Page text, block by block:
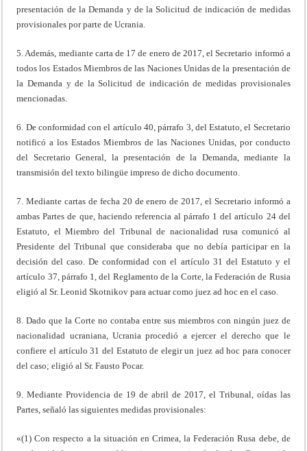
presentación de la Demanda y de la Solicitud de indicación de medidas
provisionales por parte de Ucrania.
5. Además, mediante carta de 17 de enero de 2017, el Secretario informó a
todos los Estados Miembros de las Naciones Unidas de la presentación de
la Demanda y de la Solicitud de indicación de medidas provisionales
mencionadas.
6. De conformidad con el artículo 40, párrafo 3, del Estatuto, el Secretario
notificó a los Estados Miembros de las Naciones Unidas, por conducto
del Secretario General, la presentación de la Demanda, mediante la
transmisión del texto bilingüe impreso de dicho documento.
7. Mediante cartas de fecha 20 de enero de 2017, el Secretario informó a
ambas Partes de que, haciendo referencia al párrafo 1 del artículo 24 del
Estatuto, el Miembro del Tribunal de nacionalidad rusa comunicó al
Presidente del Tribunal que consideraba que no debía participar en la
decisión del caso. De conformidad con el artículo 31 del Estatuto y el
artículo 37, párrafo 1, del Reglamento de la Corte, la Federación de Rusia
eligió al Sr. Leonid Skotnikov para actuar como juez ad hoc en el caso.
8. Dado que la Corte no contaba entre sus miembros con ningún juez de
nacionalidad ucraniana, Ucrania procedió a ejercer el derecho que le
confiere el artículo 31 del Estatuto de elegir un juez ad hoc para conocer
del caso; eligió al Sr. Fausto Pocar.
9. Mediante Providencia de 19 de abril de 2017, el Tribunal, oídas las
Partes, señaló las siguientes medidas provisionales:
«(1) Con respecto a la situación en Crimea, la Federación Rusa debe, de